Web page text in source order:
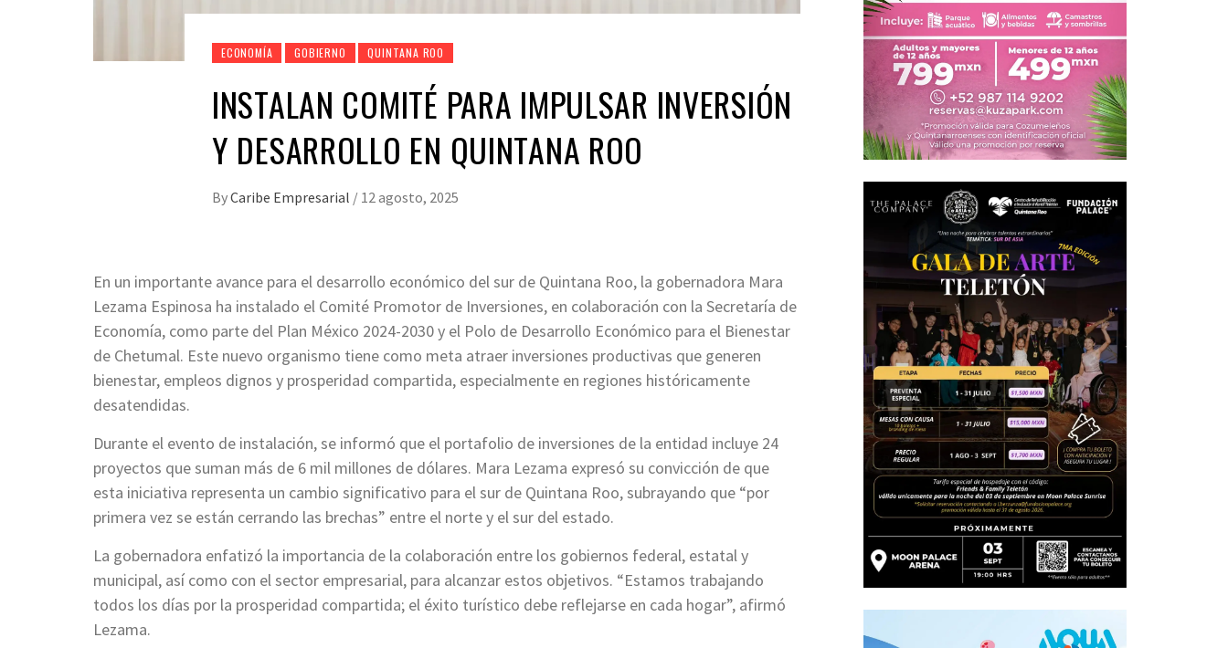
ECONOMÍA GOBIERNO QUINTANA ROO
INSTALAN COMITÉ PARA IMPULSAR INVERSIÓN
Y DESARROLLO EN QUINTANA ROO
ByCaribe Empresarial / 12 agosto, 2025
En un importante avance para el desarrollo económico del sur de Quintana Roo, la gobernadora Mara
Lezama Espinosa ha instalado el Comité Promotor de Inversiones, en colaboración con la Secretaría de
Economía, como parte del Plan México 2024-2030 y el Polo de Desarrollo Económico para el Bienestar
de Chetumal. Este nuevo organismo tiene como meta atraer inversiones productivas que generen
bienestar, empleos dignos y prosperidad compartida, especialmente en regiones históricamente
desatendidas.
Durante el evento de instalación, se informó que el portafolio de inversiones de la entidad incluye 24
proyectos que suman más de 6 mil millones de dólares. Mara Lezama expresó su convicción de que
esta iniciativa representa un cambio significativo para el sur de Quintana Roo, subrayando que “por
primera vez se están cerrando las brechas” entre el norte y el sur del estado.
La gobernadora enfatizó la importancia de la colaboración entre los gobiernos federal, estatal y
municipal, así como con el sector empresarial, para alcanzar estos objetivos. “Estamos trabajando
todos los días por la prosperidad compartida; el éxito turístico debe reflejarse en cada hogar”, afirmó
Lezama.